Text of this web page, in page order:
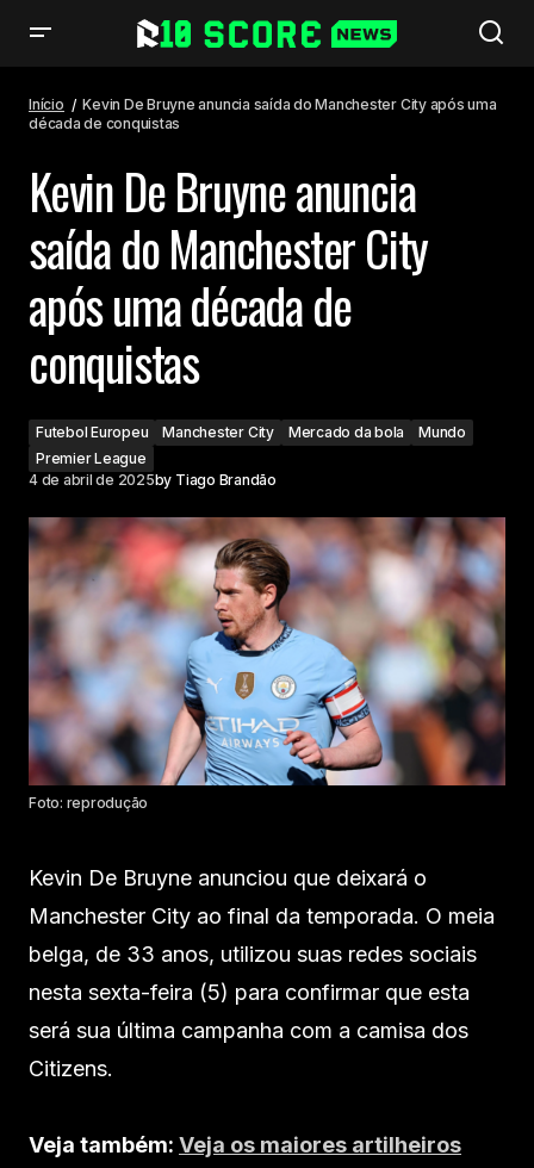
conquistas
Início
Kevin De Bruyne anuncia saída do Manchester City após uma
década de conquistas
Kevin De Bruyne anuncia
saída do Manchester City
após uma década de
conquistas
Futebol Europeu Manchester City Mercado da bola
Mundo
Premier League
4 de abril de 2025by Tiago Brandão
Foto: reprodução
Kevin De Bruyne anunciou que deixará o
Manchester City ao final da temporada. O meia
belga, de 33 anos, utilizou suas redes sociais
nesta sexta-feira (5) para confirmar que esta
será sua última campanha com a camisa dos
Citizens.
Veja também: Veja os maiores artilheiros